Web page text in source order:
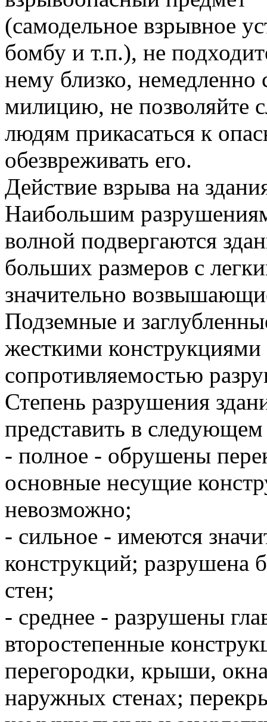
(самодельное взрывное
бомбу и т.п.), не
нему близко, немедленно
милицию, не позволяйте
людям прикасаться к
обезвреживать его.
Действие взрыва на
Наибольшим
волной подвергаются
больших размеров с
значительно
Подземные и
жесткими конструкциями
сопротивляемостью
Степень разрушения
представить в
- полное - обрушены
основные несущие
невозможно;
- сильное - имеются
конструкций; разрушена
стен;
- среднее - разрушены
второстепенные
перегородки, крыши,
наружных стенах;